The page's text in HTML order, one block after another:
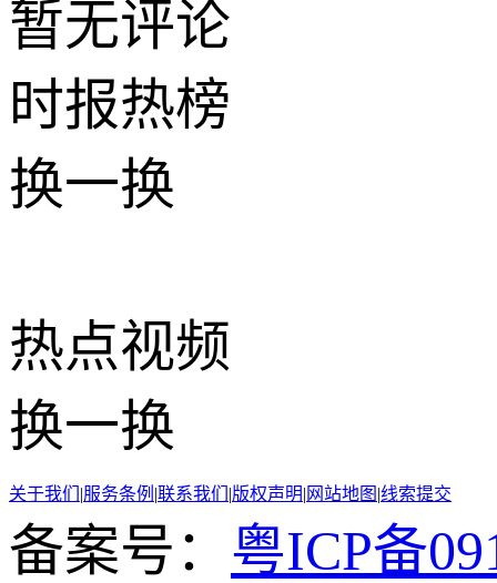
暂无评论
时报热榜
换一换
热点视频
换一换
关于我们 |服务条例 |联系我们 |版权声明| 网站地图 |线索提交
备案号： 粤ICP备